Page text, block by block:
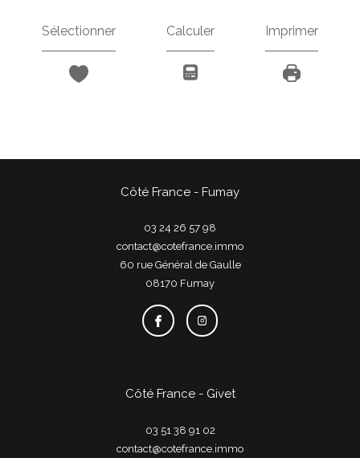
Sélectionner Calculer Imprimer
Côté France - Fumay
03 24 26 57 98
contact@cotefrance.immo
60 rue Général de Gaulle
08170
fumay
Côté France - Givet
03 51 38 91 02
contact@cotefrance.immo